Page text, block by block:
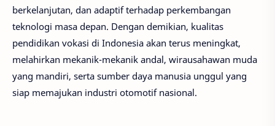
berkelanjutan, dan adaptif terhadap perkembangan
teknologi masa depan. Dengan demikian, kualitas
pendidikan vokasi di Indonesia akan terus meningkat,
melahirkan mekanik-mekanik andal, wirausahawan muda
yang mandiri, serta sumber daya manusia unggul yang
siap memajukan industri otomotif nasional.